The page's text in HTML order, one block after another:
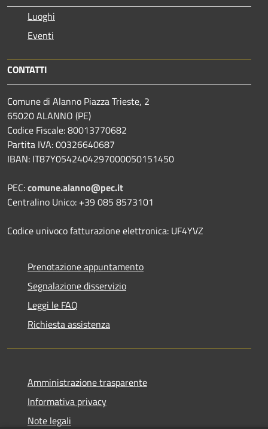
Luoghi
Eventi
CONTATTI
Comune di Alanno Piazza Trieste, 2
65020 ALANNO (PE)
Codice Fiscale: 80013770682
Partita IVA: 00326640687
IBAN: IT87Y0542404297000050151450
PEC:comune.alanno@pec.it
Centralino Unico: +39 085 8573101
Codice univoco fatturazione elettronica: UF4YVZ
Prenotazione appuntamento
Segnalazione disservizio
Leggi le FAQ
Richiesta assistenza
Amministrazione trasparente
Informativa privacy
Note legali